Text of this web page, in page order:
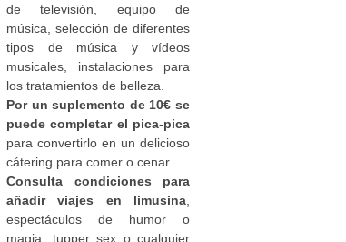
de televisión, equipo de
música, selección de diferentes
tipos de música y vídeos
musicales, instalaciones para
los tratamientos de belleza.
Por un suplemento de 10€ se
puede completar el pica-pica
para convertirlo en un delicioso
cátering para comer o cenar.
Consulta condiciones para
añadir viajes en limusina
espectáculos de humor o
magia, tupper sex o cualquier